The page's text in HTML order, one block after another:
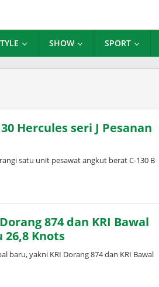
SHOW SPORT
Hercules seri J Pesanan
satu unit pesawat angkut berat C-130 B
874 dan KRI Bawal
Knots
baru, yakni KRI Dorang 874 dan KRI Bawal